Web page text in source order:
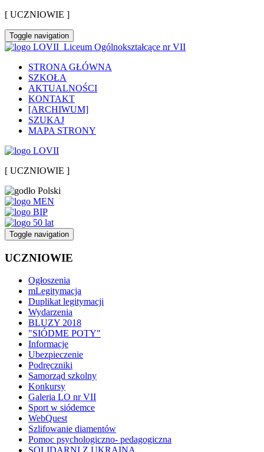
[ UCZNIOWIE ]
Toggle navigation
Liceum Ogólnokształcące nr VII
STRONA GŁÓWNA
SZKOŁA
AKTUALNOŚCI
KONTAKT
[ARCHIWUM]
SZUKAJ
MAPA STRONY
[ UCZNIOWIE ]
Toggle navigation
UCZNIOWIE
Ogłoszenia
mLegitymacja
Duplikat legitymacji
Wydarzenia
BLUZY 2018
"SIÓDME POTY"
Informacje
Ubezpieczenie
Podręczniki
Samorząd szkolny
Konkursy
Galeria LO nr VII
Sport w siódemce
WebQuest
Szlifowanie diamentów
Pomoc psychologiczno- pedagogiczna